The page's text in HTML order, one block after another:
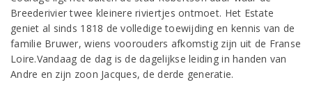
Breederivier twee kleinere riviertjes ontmoet. Het Estate
geniet al sinds 1818 de volledige toewijding en kennis van de
familie Bruwer, wiens voorouders afkomstig zijn uit de Franse
Loire.Vandaag de dag is de dagelijkse leiding in handen van
Andre en zijn zoon Jacques, de derde generatie.